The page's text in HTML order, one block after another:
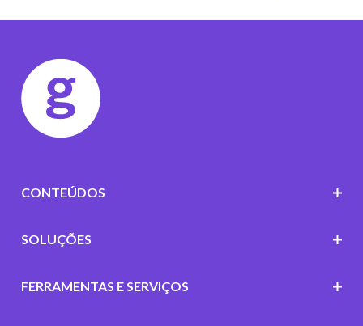
CONTEÚDOS
SOLUÇÕES
FERRAMENTAS E SERVIÇOS